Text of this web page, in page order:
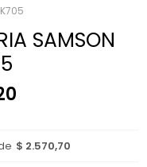
SAMSON
$ 2.570,70